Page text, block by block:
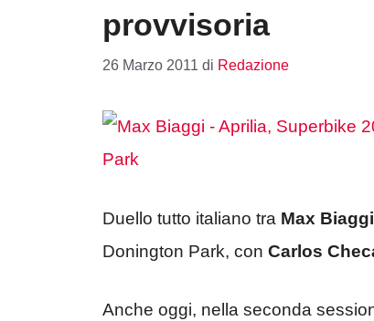
provvisoria
26 Marzo 2011 di Redazione
Duello tutto italiano tra Max Biaggi
Donington Park, con Carlos
Anche oggi, nella seconda